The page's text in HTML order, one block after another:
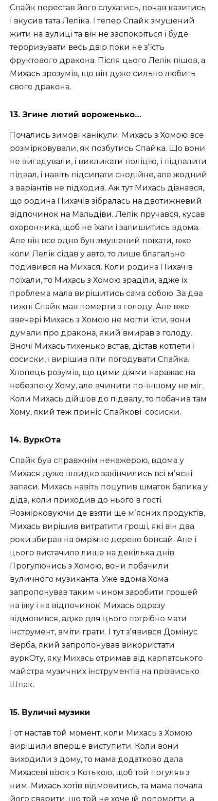
Спайк перестав його слухатись, почав казитись
і вкусив тата Леліка. І тепер Спайк змушений
жити на вулиці та він не заспокоїться і буде
тероризувати весь двір поки не зʼїсть
фруктового дракона. Після цього Лелік пішов, а
Михась зрозумів, що він дуже сильно любить
свого дракона.
13. Згине лютий вороженько…
Почались зимові канікули. Михась з Хомою все
розмірковували, як позбутись Спайка. Що вони
не вигадували, і викликати поліцію, і підпалити
підвал, і навіть підсипати снодійне, але жодний
з варіантів не підходив. Аж тут Михась дізнався,
що родина Пихачів зібралась на двотижневий
відпочинок на Мальдіви. Лелік пручався, кусав
охоронника, щоб не їхати і залишитись вдома.
Але він все одно був змушений поїхати, вже
коли Лелік сідав у авто, то лише благально
подивився на Михася. Коли родина Пихачів
поїхали, то Михась з Хомою зраділи, адже їх
проблема мала вирішитись сама собою. За два
тижні Спайк мав померти з голоду. Але вже
ввечері Михась з Хомою не могли їсти, вони
думали про дракона, який вмирав з голоду.
Вночі Михась тихенько встав, дістав котлети і
сосиски, і вирішив піти погодувати Спайка.
Хлопець розумів, що цими діями наражає на
небезпеку Хому, але вчинити по-іншому не міг.
Коли Михась дійшов до підвалу, то побачив там
Хому, який теж приніс Спайкові сосиски.
14. ВуркОта
Спайк був справжнім ненажерою, вдома у
Михася дуже швидко закінчились всі мʼясні
запаси. Михась навіть поцупив шматок балика у
діда, коли приходив до нього в гості.
Розмірковуючи де взяти ще мʼясних продуктів,
Михась вирішив витратити гроші, які він два
роки збирав на омріяне дерево бонсай. Але і
цього вистачило лише на декілька днів.
Прогулючись з Хомою, вони побачили
вуличного музиканта. Уже вдома Хома
запропонував таким чином заробити грошей
на їжу і на відпочинок. Михась одразу
відмовився, адже для цього потрібно мати
інструмент, вміти грати. І тут зʼявився Домінус
Верба, який запропонував використати
вуркОту, яку Михась отримав від карпатського
майстра музичних інструментів на прізвисько
Шпак.
15. Вуличні музики
І от настав той момент, коли Михась з Хомою
вирішили вперше виступити. Коли вони
виходили з дому, то мама додатково дала
Михасеві візок з Котькою, щоб той погуляв з
ним. Михась хотів відмовитись, та мама почала
його сварити, що той не хоче їй допомогти, а